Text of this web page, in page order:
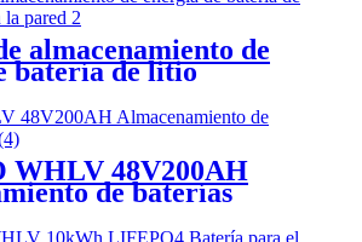
almacenamiento de
batería de litio
la pared
WHLV 48V200AH
de baterías